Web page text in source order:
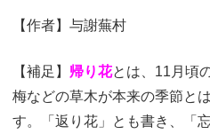
【作者】与謝蕪村
【補足】 帰り花とは、11月頃
梅などの草木が本来の季節と
す。「返り花」とも書き、「